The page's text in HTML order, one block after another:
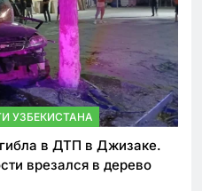
УЗБЕКИСТАНА
в ДТП в Джизаке.
врезался в дерево